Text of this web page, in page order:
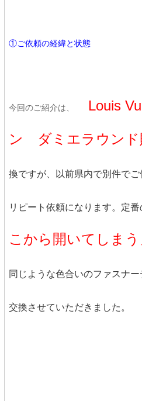
①ご依頼の経緯と状態
今回のご紹介は、 Louis
ン ダミエラウンド
換ですが、以前県内で別件で
リピート依頼になります。定番
こから開いてしまう
同じような色合いのファスナ
交換させていただきました。